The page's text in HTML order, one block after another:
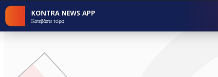
KONTRA NEWS APP
Κατεβάστε τώρα